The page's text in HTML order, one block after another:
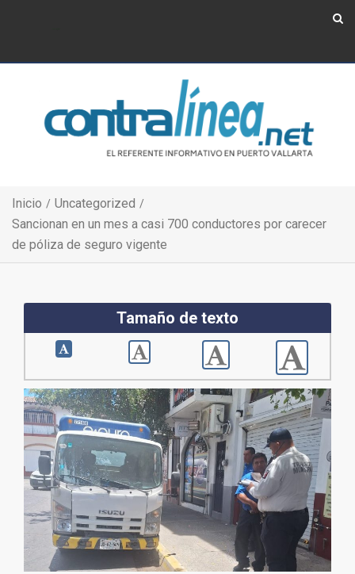
Inicio
Uncategorized
Sancionan en un mes a casi 700 conductores por carecer
de póliza de seguro vigente
Tamaño de texto